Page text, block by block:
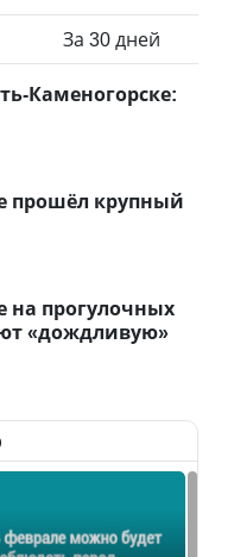
За 30 дней
Каменогорске:
прошёл крупный
на прогулочных
«дождливую»